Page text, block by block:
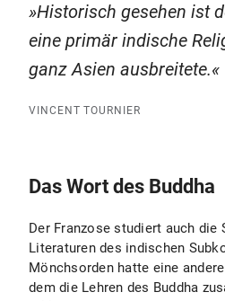
Historisch gesehen ist
eine primär indische
ganz Asien ausbreitete.
VINCENT TOURNIER
Das Wort des Buddha
Der Franzose studiert auch die
Literaturen des indischen
Mönchsorden hatte eine
dem die Lehren des Buddha